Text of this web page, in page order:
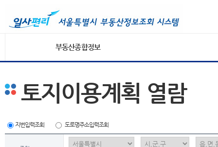
부동산종합정보
토지이용계획 열람
지번입력조회 도로명주소입력조회